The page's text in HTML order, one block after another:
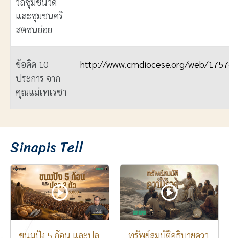
และชุมชนคริ
สตชนย่อย
ข้อคิด 10
ประการ จาก
คุณแม่เทเรซา
http://www.cmdiocese.org/web/
Sinapis Tell
ขนมปัง 5 ก้อน และปล ทรัพย์สมบัติอธิบายควา